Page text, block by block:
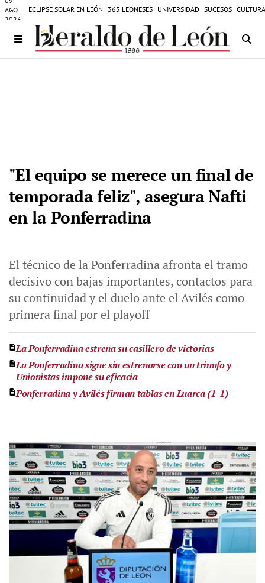
AGO
2026
ECLIPSE SOLAR EN LEÓN 365 LEONESES UNIVERSIDAD SUCESOS
"El equipo se merece un final de
temporada feliz", asegura Nafti
en la Ponferradina
El técnico de la Ponferradina afronta el tramo
decisivo con bajas importantes, contactos para
su continuidad y el duelo ante el Avilés como
primera final por el playoff
La Ponferradina estrena su casillero de victorias
La Ponferradina sigue sin estrenarse con un triunfo y
Unionistas impone su eficacia
Ponferradina y Avilés firman tablas en Luarca (1-1)